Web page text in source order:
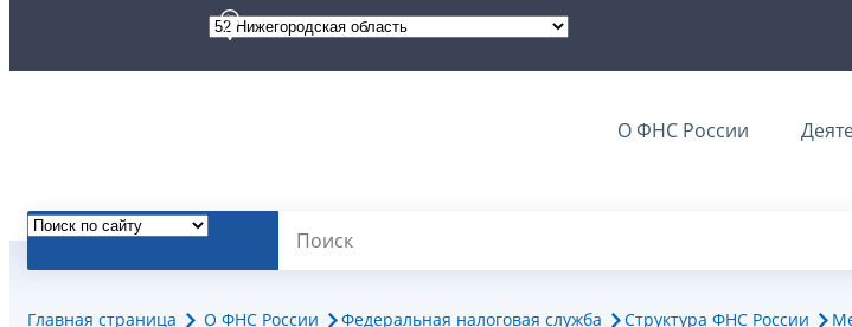
О ФНС России
Главная страница О ФНС России Федеральная налоговая служба Структура ФНС России